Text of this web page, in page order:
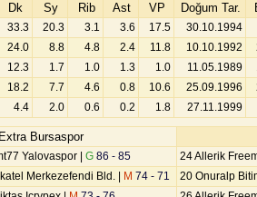
Dk Sy Rib Ast VP Doğum Tar.
33.3 20.3 3.1 3.6 17.5 30.10.1994
24.0 8.8 4.8 2.4 11.8 10.10.1992
12.3 1.7 1.0 1.3 1.0 11.05.1989
18.2 7.7 4.6 0.8 10.6 25.09.1996
4.4 2.0 0.6 0.2 1.8 27.11.1999
Bursaspor
Yalovaspor | G 86 - 85
24 Allerik
Merkezefendi Bld. | M 74 - 71
20 Onuralp